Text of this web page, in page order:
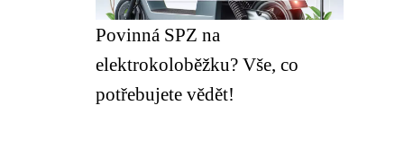
Povinná SPZ na
elektrokoloběžku? Vše, co
potřebujete vědět!